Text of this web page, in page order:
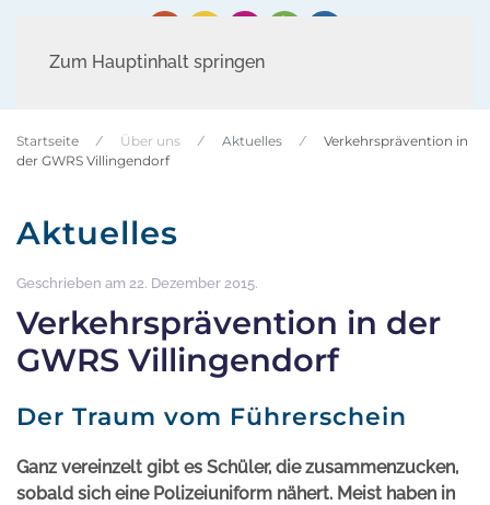
Zum Hauptinhalt springen
Startseite Über uns Aktuelles
Verkehrsprävention in
der GWRS Villingendorf
Aktuelles
Geschrieben am 22. Dezember 2015.
Verkehrsprävention in der
GWRS Villingendorf
Der Traum vom Führerschein
Ganz vereinzelt gibt es Schüler, die zusammenzucken,
sobald sich eine Polizeiuniform nähert. Meist haben in